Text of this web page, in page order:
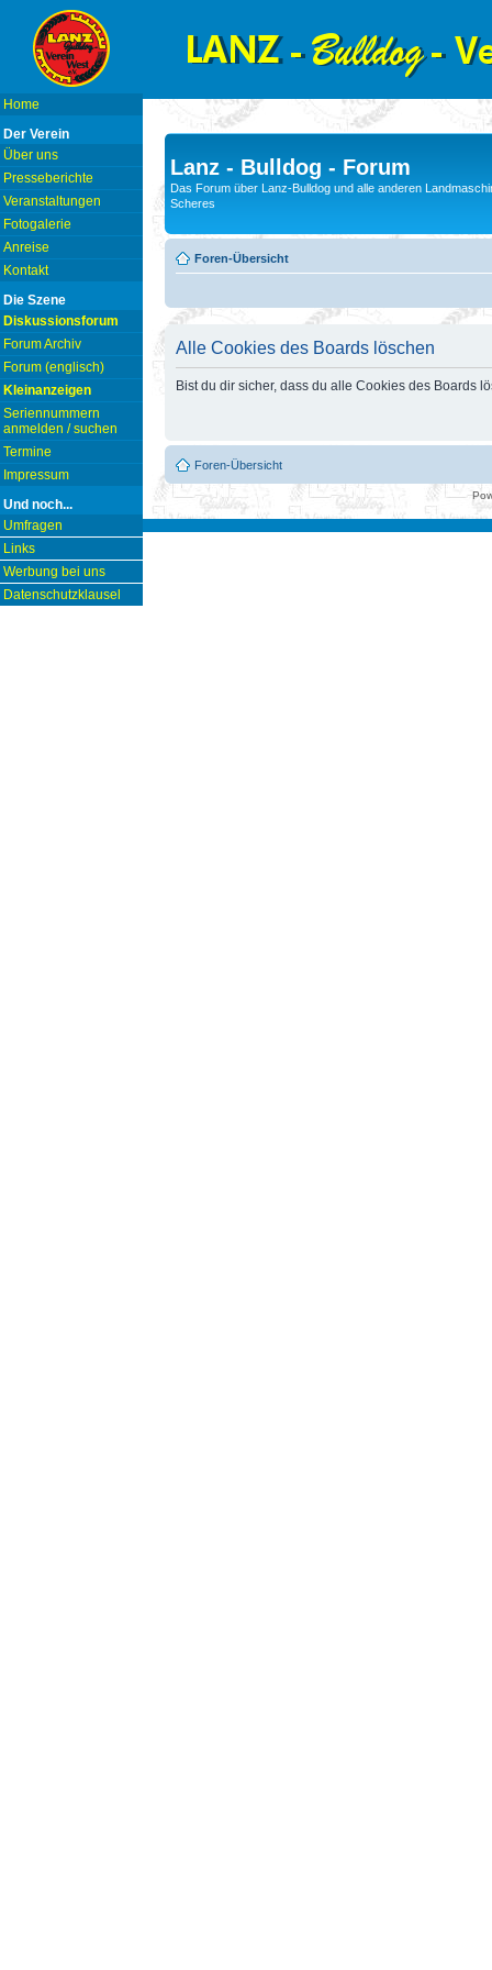
Home
Der Verein
Über uns
Presseberichte
Veranstaltungen
Fotogalerie
Anreise
Kontakt
Die Szene
Diskussionsforum
Forum Archiv
Forum (englisch)
Kleinanzeigen
Seriennummern
anmelden / suchen
Termine
Impressum
Und noch...
Umfragen
Links
Werbung bei uns
Datenschutzklausel
Lanz - Bulldog - Forum
Das Forum über Lanz-Bulldog und alle anderen
Scheres
Foren-Übersicht
Alle Cookies des Boards löschen
Bist du dir sicher, dass du alle Cookies des Boards
Foren-Übersicht